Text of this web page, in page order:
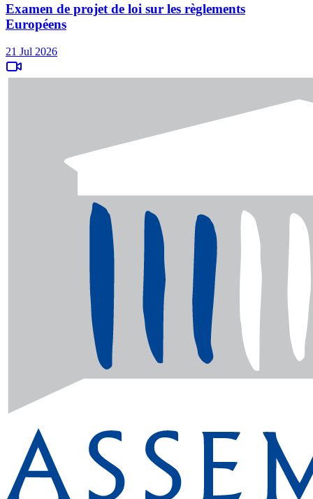
Examen de projet de loi sur les règlements
Européens
21 Jul 2026